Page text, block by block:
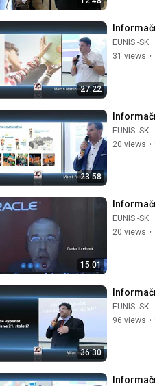
27:22
EUNIS -SK
31 views •
23:58
EUNIS -SK
20 views •
15:01
EUNIS -SK
20 views •
36:30
EUNIS -SK
96 views •